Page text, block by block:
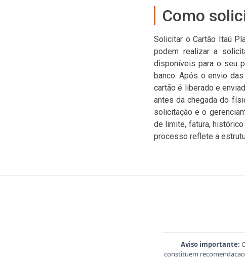
Como
Solicitar o Cartão Itaú
podem realizar a
disponíveis para o seu
banco. Após o envio
cartão é liberado e
antes da chegada do
solicitação e o
de limite, fatura,
processo reflete a
Aviso importante:
constituem